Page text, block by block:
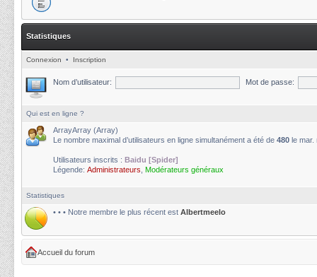
Statistiques
Connexion • Inscription
Nom d’utilisateur: Mot de passe:
Qui est en ligne ?
ArrayArray (Array)
Le nombre maximal d’utilisateurs en ligne simultanément a été de 480 le mar.
Utilisateurs inscrits : Baidu [Spider]
Légende: Administrateurs Modérateurs généraux
Statistiques
• • • Notre membre le plus récent est Albertmeelo
Accueil du forum